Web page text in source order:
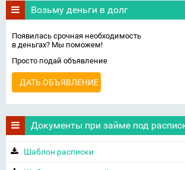
Возьму деньги в долг
Появилась срочная необходимость
в деньгах? Мы поможем!
Просто подай объявление
ДАТЬ ОБЪЯВЛЕНИЕ
Документы при займе под
Шаблон расписки